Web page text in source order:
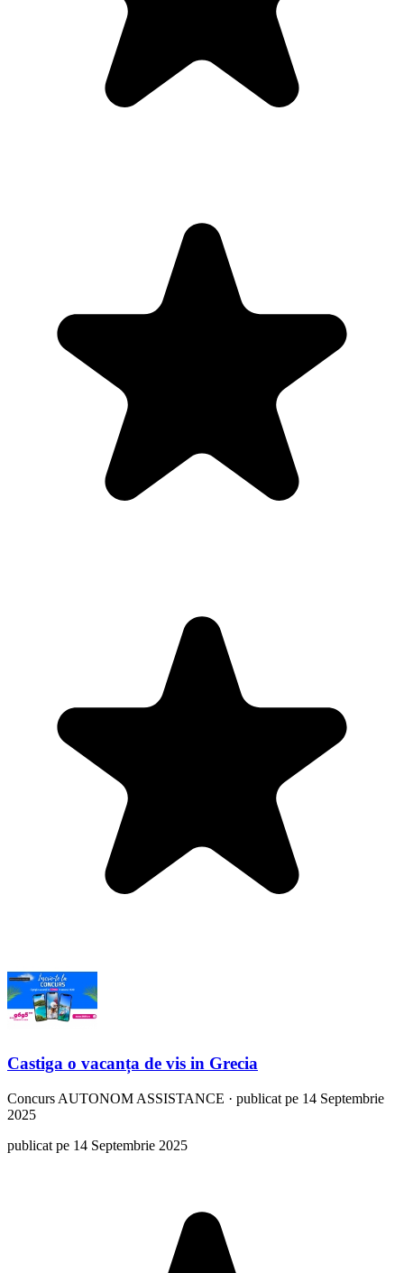
Castiga o vacanța de vis in Grecia
Concurs AUTONOM ASSISTANCE · publicat pe 14 Septembrie
2025
publicat pe 14 Septembrie 2025